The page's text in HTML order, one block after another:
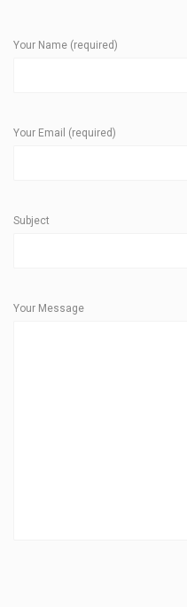
Your Name (required)
Your Email (required)
Subject
Your Message